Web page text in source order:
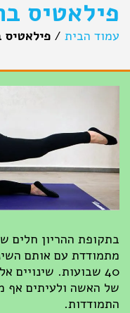
פילאטיס
עמוד הבית/ פילאטיס
בתקופת ההריון חלים
מתמודדת עם אותם
40 שבועות. שינויים
של האשה ולעיתים אף
התמודדות.